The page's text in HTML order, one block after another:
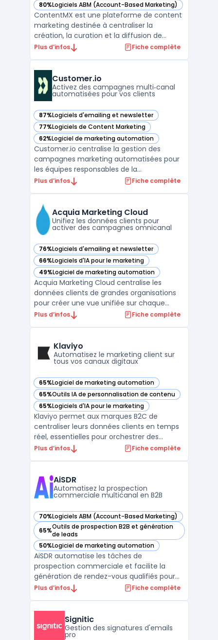
80%Logiciels ABM (Account-Based Marketing)
— voir ContentMX dans cette catégorie
ContentMX est une plateforme de content
marketing destinée à centraliser la
création, la curation et la diffusion de
contenus dans un contexte de réseaux de
consultants rencontrent la question de
maintenir une communication ré ...
Plus d’infos Fiche complète
Customer.io
Activez des campagnes multi‑canal
automatisées pour vos clients
87%Logiciels d'emailing et newsletter
— voir Customer.io dans cette catégorie
77%Logiciels de Content Marketing
— voir Customer.io dans cette catégorie
62%Logiciel de marketing automation
— voir Customer.io dans cette catégorie
Customer.io centralise la gestion des
campagnes marketing automatisées pour
les équipes responsables de la
communication sur plusieurs canaux. Ce
homogénéiser leurs échanges clients à
grande échelle, sans multiplier les ou ...
Plus d’infos Fiche complète
Acquia Marketing Cloud
Unifiez les données clients pour
activer des campagnes omnicanal
76%Logiciels d'emailing et newsletter
— voir Acquia Marketing Cloud dans cette catégorie
66%Logiciels d'IA pour le marketing
— voir Acquia Marketing Cloud dans cette catégorie
49%Logiciel de marketing automation
— voir Acquia Marketing Cloud dans cette catégorie
Acquia Marketing Cloud centralise les
données clients de grandes organisations
pour créer une vue unifiée sur chaque
contact. Face à une multiplication des
informations provenant de sources en
ligne, hors ligne ou de ...
Plus d’infos Fiche complète
Klaviyo
Automatisez le marketing client sur
tous vos canaux digitaux
65%Logiciel de marketing automation
— voir Klaviyo dans cette catégorie
65%Outils IA de personnalisation de contenu
— voir Klaviyo dans cette catégorie
65%Logiciels d'IA pour le marketing
— voir Klaviyo dans cette catégorie
Klaviyo permet aux marques B2C de
centraliser leurs données clients en temps
réel, essentielles pour orchestrer des
campagnes multicanales. Les directions
d’engagement issues du web, du mobile et
des plateformes e-comm ...
Plus d’infos Fiche complète
AiSDR
Automatisez la prospection
commerciale multicanal en B2B
70%Logiciels ABM (Account-Based Marketing)
— voir AiSDR dans cette catégorie
65%Outils de prospection B2B et génération
de leads
— voir AiSDR dans cette catégorie
50%Logiciel de marketing automation
— voir AiSDR dans cette catégorie
AiSDR automatise les tâches de
prospection commerciale et facilite la
génération de rendez-vous qualifiés pour
les équipes orientées pipeline. Le produit
impliqués dans la gestion de processus de
prospection. En centralisan ...
Plus d’infos Fiche complète
Signitic
Gestion des signatures d'emails
pro